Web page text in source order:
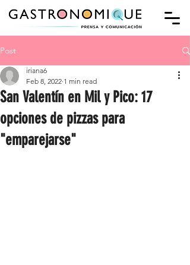
Post
San Valentín en Mil y Pico: 17
opciones de pizzas para
"emparejarse"
iriana6
Feb 8, 2022 1 min read